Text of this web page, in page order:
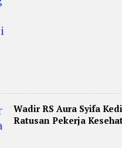
Wadir RS Aura Syifa
Ratusan Pekerja